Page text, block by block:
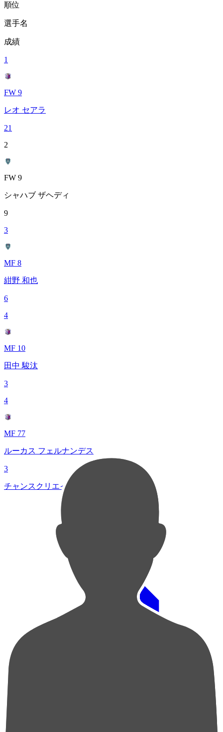
順位
選手名
成績
1
FW 9
レオ セアラ
21
2
FW 9
シャハブ ザヘディ
9
3
MF 8
紺野 和也
6
4
MF 10
田中 駿汰
3
4
MF 77
ルーカス フェルナンデス
3
チャンスクリエイト総数
順位